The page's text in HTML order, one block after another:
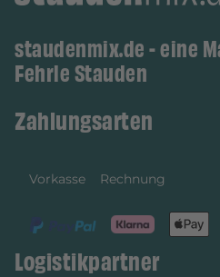
staudenmix.de - eine
Fehrle Stauden
Zahlungsarten
Vorkasse Rechnung
Logistikpartner